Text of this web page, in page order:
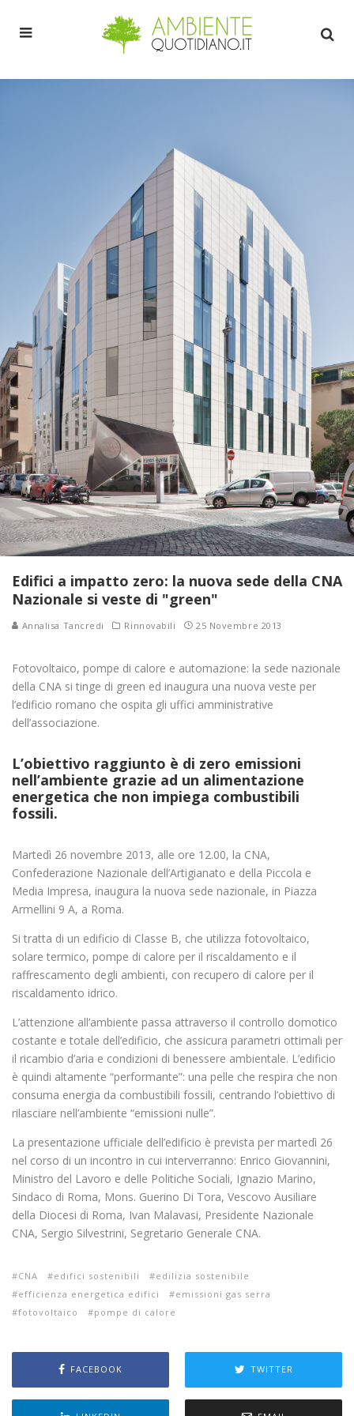
Edifici a impatto zero: la nuova sede della CNA
Nazionale si veste di "green"
Annalisa Tancredi Rinnovabili 25 Novembre 2013
Fotovoltaico, pompe di calore e automazione: la sede nazionale
della CNA si tinge di green ed inaugura una nuova veste per
l’edificio romano che ospita gli uffici amministrative
dell’associazione.
L’obiettivo raggiunto è di zero emissioni
nell’ambiente grazie ad un alimentazione
energetica che non impiega combustibili
fossili.
Martedì 26 novembre 2013, alle ore 12.00, la CNA,
Confederazione Nazionale dell’Artigianato e della Piccola e
Media Impresa, inaugura la nuova sede nazionale, in Piazza
Armellini 9 A, a Roma.
Si tratta di un edificio di Classe B, che utilizza fotovoltaico,
solare termico, pompe di calore per il riscaldamento e il
raffrescamento degli ambienti, con recupero di calore per il
riscaldamento idrico.
L’attenzione all’ambiente passa attraverso il controllo domotico
costante e totale dell’edificio, che assicura parametri ottimali per
il ricambio d’aria e condizioni di benessere ambientale. L’edificio
è quindi altamente “performante”: una pelle che respira che non
consuma energia da combustibili fossili, centrando l’obiettivo di
rilasciare nell’ambiente “emissioni nulle”.
La presentazione ufficiale dell’edificio è prevista per martedì 26
nel corso di un incontro in cui interverranno: Enrico Giovannini,
Ministro del Lavoro e delle Politiche Sociali, Ignazio Marino,
Sindaco di Roma, Mons. Guerino Di Tora, Vescovo Ausiliare
della Diocesi di Roma, Ivan Malavasi, Presidente Nazionale
CNA, Sergio Silvestrini, Segretario Generale CNA.
CNA edifici sostenibili
edilizia sostenibile
efficienza energetica edifici
emissioni gas serra
fotovoltaico
pompe di calore
FACEBOOK TWITTER